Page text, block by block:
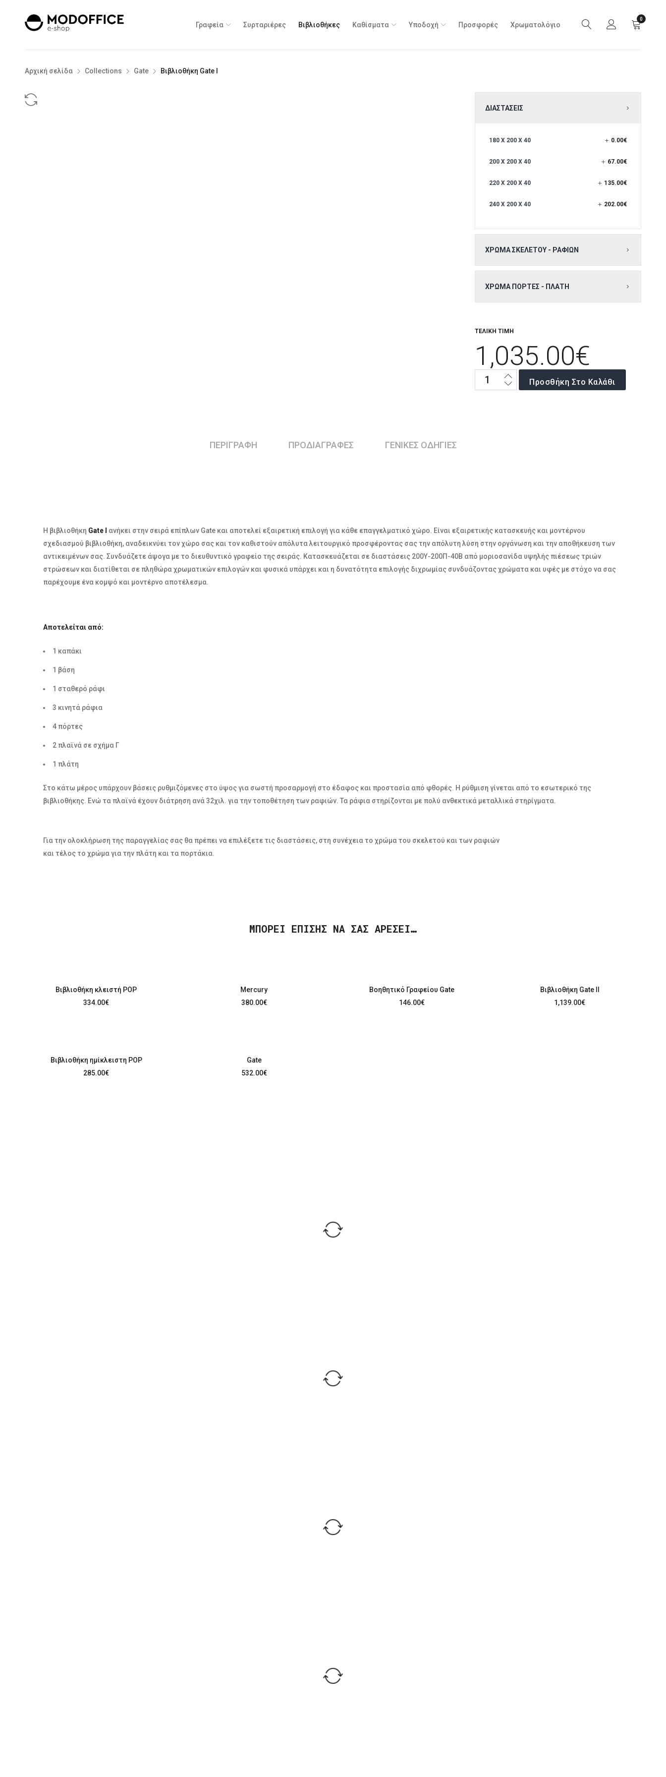
Γραφεία Συρταριέρες Βιβλιοθήκες Καθίσματα Υποδοχή Προσφορές Χρωματολόγιο
0
Αρχική σελίδα Collections Gate Βιβλιοθήκη Gate I
ΔΙΑΣΤΑΣΕΙΣ
180 X 200 X 40 0.00€
200 X 200 X 40 67.00€
220 X 200 X 40 135.00€
240 X 200 X 40 202.00€
ΧΡΩΜΑ ΣΚΕΛΕΤΟΥ - ΡΑΦΙΩΝ
ΧΡΩΜΑ ΠΟΡΤΕΣ - ΠΛΑΤΗ
ΤΕΛΙΚΗ ΤΙΜΗ
1,035.00€
Βιβλιοθήκη
Gate
I
Προσθήκη Στο Καλάθι
ΠΕΡΙΓΡΑΦΉ ΠΡΟΔΙΑΓΡΑΦΕΣ ΓΕΝΙΚΕΣ ΟΔΗΓΙΕΣ
Η βιβλιοθήκη Gate Ι
ανήκει στην σειρά επίπλων Gate και αποτελεί εξαιρετική επιλογή για κάθε επαγγελματικό χώρο. Είναι εξαιρετικής κατασκευής και μοντέρνου
σχεδιασμού βιβλιοθήκη, αναδεικνύει τον χώρο σας και τον καθιστούν απόλυτα λειτουργικό προσφέροντας σας την απόλυτη λύση στην οργάνωση και την αποθήκευση των
αντικειμένων σας. Συνδυάζετε άψογα με το διευθυντικό γραφείο της σειράς. Κατασκευάζεται σε διαστάσεις 200Υ-200Π-40Β από μοριοσανίδα υψηλής πιέσεως τριών
στρώσεων και διατίθεται σε πληθώρα χρωματικών επιλογών και φυσικά υπάρχει και η δυνατότητα επιλογής διχρωμίας συνδυάζοντας χρώματα και υφές με στόχο να σας
παρέχουμε ένα κομψό και μοντέρνο αποτέλεσμα.
Αποτελείται από:
1 καπάκι
1 βάση
1 σταθερό ράφι
3 κινητά ράφια
4 πόρτες
2 πλαϊνά σε σχήμα Γ
1 πλάτη
Στο κάτω μέρος υπάρχουν βάσεις ρυθμιζόμενες στο ύψος για σωστή προσαρμογή στο έδαφος και προστασία από φθορές. Η ρύθμιση γίνεται από το εσωτερικό της
βιβλιοθήκης. Ενώ τα πλαϊνά έχουν διάτρηση ανά 32χιλ. για την τοποθέτηση των ραφιών. Τα ράφια στηρίζονται με πολύ ανθεκτικά μεταλλικά στηρίγματα.
Για την ολοκλήρωση της παραγγελίας σας θα πρέπει να επιλέξετε τις διαστάσεις, στη συνέχεια το χρώμα του σκελετού και των ραφιών
και τέλος το χρώμα για την πλάτη και τα πορτάκια.
ΜΠΟΡΕΊ ΕΠΊΣΗΣ ΝΑ ΣΑΣ ΑΡΈΣΕΙ…
Βιβλιοθήκη κλειστή POP
334.00€
Mercury
380.00€
Βοηθητικό Γραφείου Gate
146.00€
Βιβλιοθήκη Gate II
1,139.00€
Βιβλιοθήκη ημίκλειστη POP
285.00€
Gate
532.00€